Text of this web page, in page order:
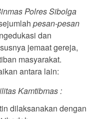
Polres Sibolga
pesan-pesan
dan
jemaat gereja,
masyarakat.
antara lain:
Kamtibmas :
dilaksanakan dengan